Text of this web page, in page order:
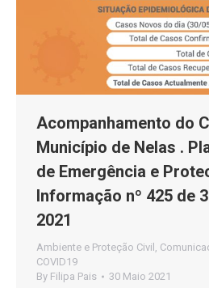
Acompanhamento do
Município de Nelas .
de Emergência e
Informação nº 425 de
2021
Ambiente e Proteção Civil
COVID19
By Filipa Pais 30 Maio 2021